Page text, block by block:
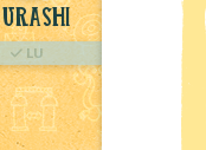
Urashi
LU